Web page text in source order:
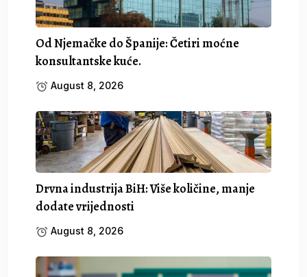
Od Njemačke do Španije: Četiri moćne
konsultantske kuće.
August 8, 2026
Drvna industrija BiH: Više količine, manje
dodate vrijednosti
August 8, 2026